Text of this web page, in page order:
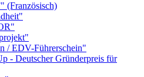
(Französisch)
/ EDV-Führerschein"
- Deutscher Gründerpreis für